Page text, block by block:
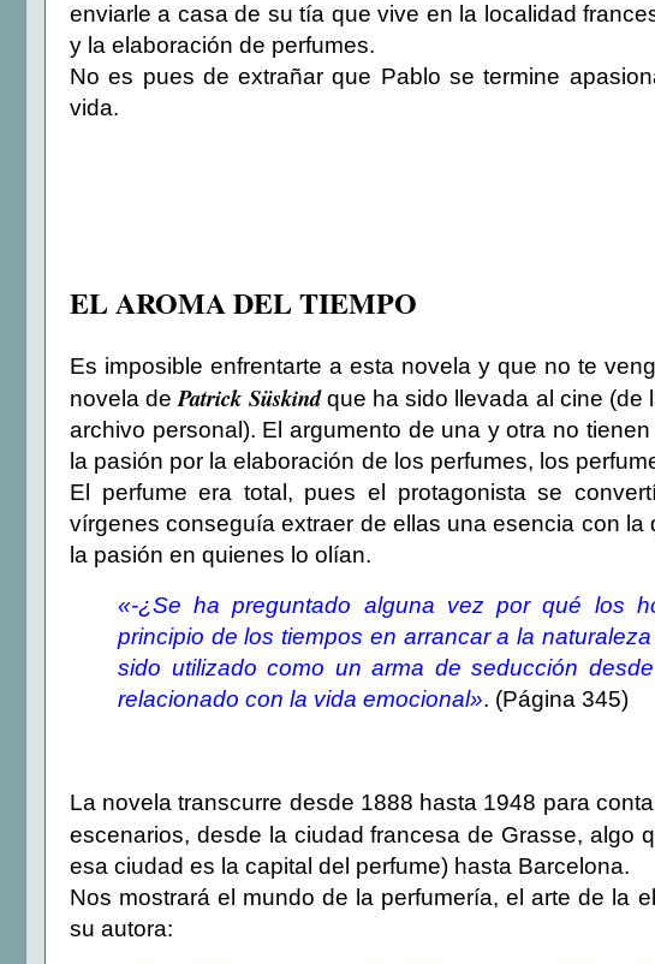
enviarle a casa de su tía que vive en la localidad
y la elaboración de perfumes.
No es pues de extrañar que Pablo se termine
vida.
EL AROMA DEL TIEMPO
Es imposible enfrentarte a esta novela y que no te
novela dePatrick Süskindque ha sido llevada al cine (de
archivo personal). El argumento de una y otra no
la pasión por la elaboración de los perfumes, los
El perfume era total, pues el protagonista se
vírgenes conseguía extraer de ellas una esencia con
la pasión en quienes lo olían.
«-¿Se ha preguntado alguna vez por qué los
principio de los tiempos en arrancar a la
sido utilizado como un arma de seducción
relacionado con la vida emocional». (Página 345)
La novela transcurre desde 1888 hasta 1948 para
escenarios, desde la ciudad francesa de Grasse, algo
esa ciudad es la capital del perfume) hasta Barcelona.
Nos mostrará el mundo de la perfumería, el arte de la
su autora: